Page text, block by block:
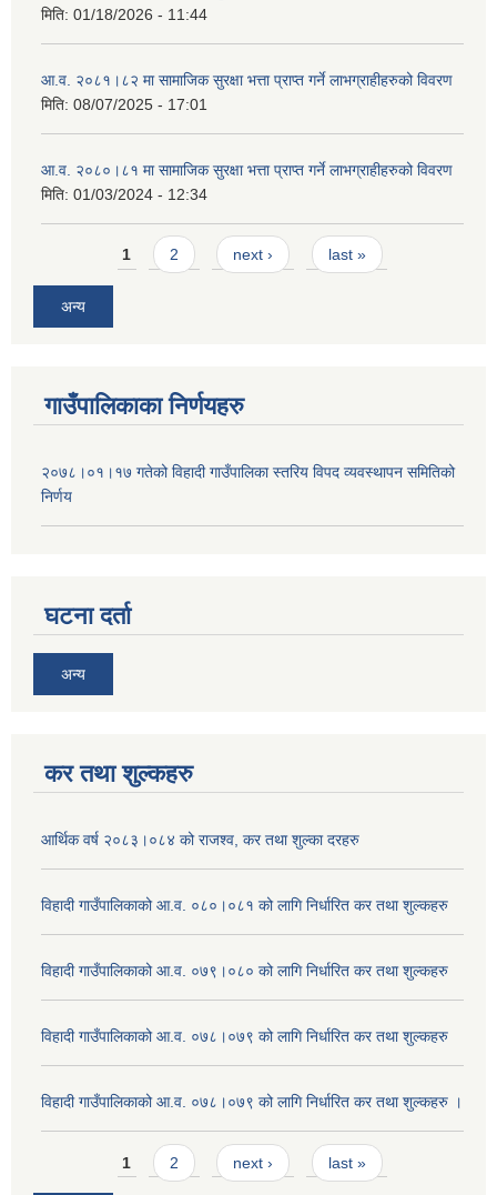
मिति: 01/18/2026 - 11:44
आ.व. २०८१।८२ मा सामाजिक सुरक्षा भत्ता प्राप्त गर्ने लाभग्राहीहरुको विवरण
मिति: 08/07/2025 - 17:01
आ.व. २०८०।८१ मा सामाजिक सुरक्षा भत्ता प्राप्त गर्ने लाभग्राहीहरुको विवरण
मिति: 01/03/2024 - 12:34
Pages1 2 next › last »
अन्य
गाउँपालिकाका निर्णयहरु
२०७८।०१।१७ गतेको विहादी गाउँपालिका स्तरिय विपद व्यवस्थापन समितिको
निर्णय
घटना दर्ता
अन्य
कर तथा शुल्कहरु
आर्थिक वर्ष २०८३।०८४ को राजश्व, कर तथा शुल्का दरहरु
विहादी गाउँपालिकाको आ.व. ०८०।०८१ को लागि निर्धारित कर तथा शुल्कहरु
विहादी गाउँपालिकाको आ.व. ०७९।०८० को लागि निर्धारित कर तथा शुल्कहरु
विहादी गाउँपालिकाको आ.व. ०७८।०७९ को लागि निर्धारित कर तथा शुल्कहरु
विहादी गाउँपालिकाको आ.व. ०७८।०७९ को लागि निर्धारित कर तथा शुल्कहरु ।
Pages1 2 next › last »